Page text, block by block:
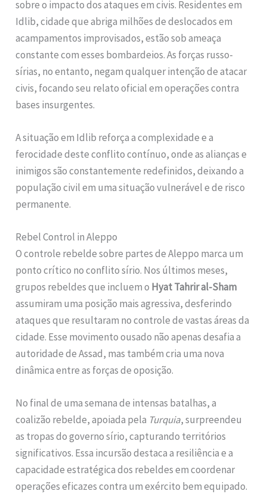
sobre o impacto dos ataques em civis. Residentes em
Idlib, cidade que abriga milhões de deslocados em
acampamentos improvisados, estão sob ameaça
constante com esses bombardeios. As forças russo-
sírias, no entanto, negam qualquer intenção de atacar
civis, focando seu relato oficial em operações contra
bases insurgentes.
A situação em Idlib reforça a complexidade e a
ferocidade deste conflito contínuo, onde as alianças e
inimigos são constantemente redefinidos, deixando a
população civil em uma situação vulnerável e de risco
permanente.
Rebel Control in Aleppo
O controle rebelde sobre partes de Aleppo marca um
ponto crítico no conflito sírio. Nos últimos meses,
grupos rebeldes que incluem o Hyat Tahrir al-Sham
assumiram uma posição mais agressiva, desferindo
ataques que resultaram no controle de vastas áreas da
cidade. Esse movimento ousado não apenas desafia a
autoridade de Assad, mas também cria uma nova
dinâmica entre as forças de oposição.
No final de uma semana de intensas batalhas, a
coalizão rebelde, apoiada pela Turquia, surpreendeu
as tropas do governo sírio, capturando territórios
significativos. Essa incursão destaca a resiliência e a
capacidade estratégica dos rebeldes em coordenar
operações eficazes contra um exército bem equipado.